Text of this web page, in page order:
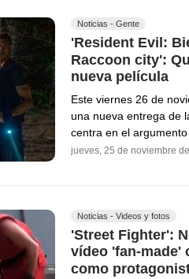
Noticias - Gente
'Resident Evil:
Raccoon city':
nueva película
Este viernes 26 de
una nueva entrega de
centra en el argumento
jueves, 25 de noviembre
Noticias - Videos y fotos
'Street Fighter':
vídeo 'fan-made'
como